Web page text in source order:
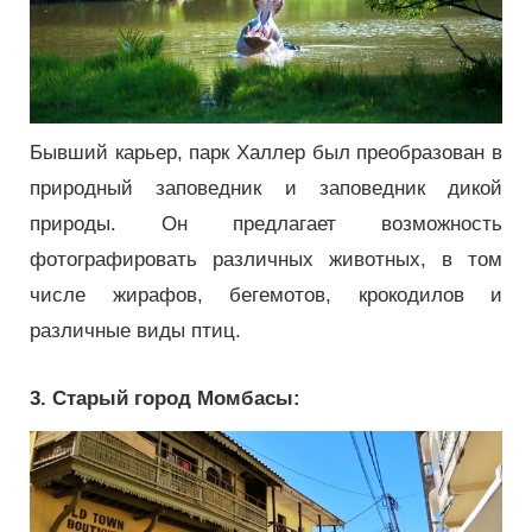
Бывший карьер, парк Халлер был преобразован в
природный заповедник и заповедник дикой
природы. Он предлагает возможность
фотографировать различных животных, в том
числе жирафов, бегемотов, крокодилов и
различные виды птиц.
3. Старый город Момбасы: